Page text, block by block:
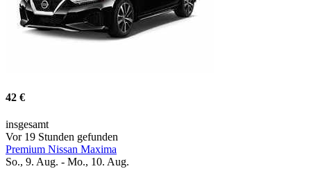
42 €
insgesamt
Vor 19 Stunden gefunden
Premium Nissan Maxima
So., 9. Aug. - Mo., 10. Aug.